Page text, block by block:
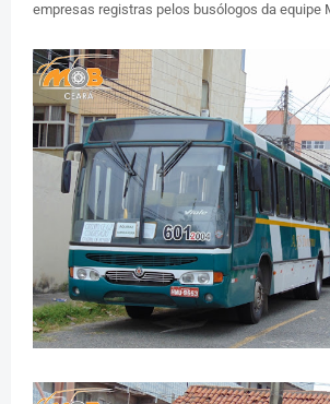
empresas registras pelos busólogos da equipe